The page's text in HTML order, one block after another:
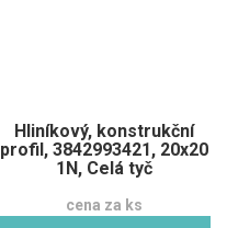
Hliníkový, konstrukční
profil, 3842993421, 20x20
1N, Celá tyč
cena za ks